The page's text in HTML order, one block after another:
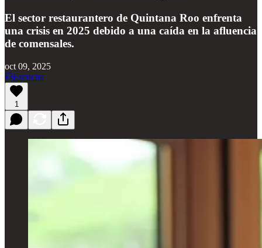
El sector restaurantero de Quintana Roo enfrenta
una crisis en 2025 debido a una caída en la afluencia
de comensales.
oct 09, 2025
Escucha
1